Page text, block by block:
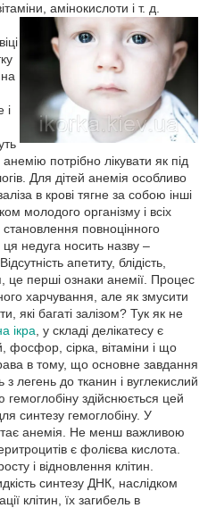
амінокислоти і т. д.
і
потрібно лікувати як під
Для дітей анемія особливо
в крові тягне за собою інші
молодого організму і всіх
становлення повноцінного
недуга носить назву –
апетиту, блідість,
це перші ознаки анемії. Процес
харчування, але як змусити
які багаті залізом? Тук як не
ікра , у складі делікатесу є
фосфор, сірка, вітаміни і що
в тому, що основне завдання
легень до тканин і вуглекислий
здійснюється цей
синтезу гемоглобіну. У
анемія. Не менш важливою
є фолієва кислота.
і відновлення клітин.
синтезу ДНК, наслідком
клітин, їх загибель в